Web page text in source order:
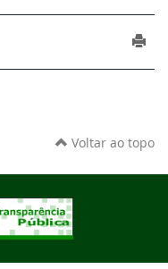
Voltar ao topo